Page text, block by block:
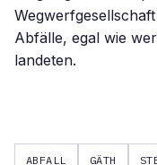
Abfälle, egal wie
landeten.
ABFALL GÄTH